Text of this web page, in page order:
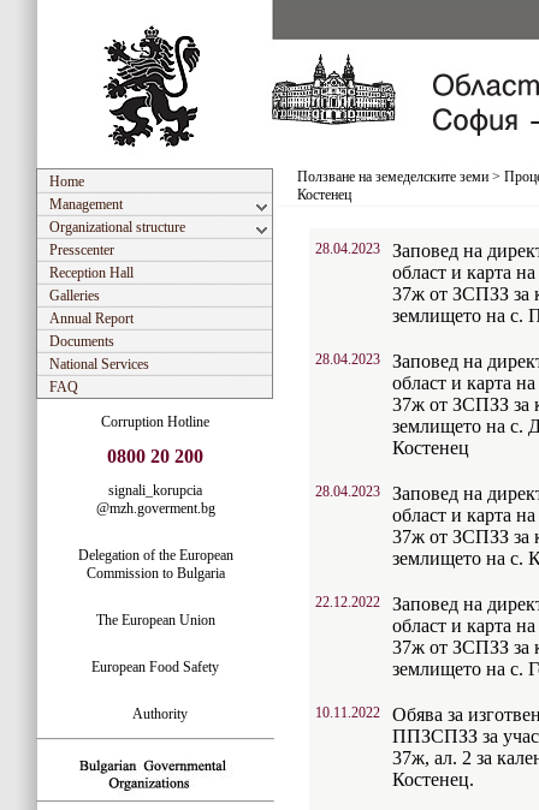
Home
Management
Organizational structure
Presscenter
Reception Hall
Galleries
Annual Report
Documents
National Services
FAQ
Corruption Hotline
0800 20 200
signali_korupcia
@mzh.goverment.bg
Delegation of the European
Commission to Bulgaria
The European Union
European Food Safety
Authority
Ползване на земеделските земи >
Костенец
28.04.2023
Заповед на
област и карта
37ж от ЗСПЗЗ за
землището на с.
28.04.2023
Заповед на
област и карта
37ж от ЗСПЗЗ за
землището на с.
Костенец
28.04.2023
Заповед на
област и карта
37ж от ЗСПЗЗ за
землището на с.
22.12.2022
Заповед на
област и карта
37ж от ЗСПЗЗ за
землището на с.
10.11.2022
Обява за
ППЗСПЗЗ за
37ж, ал. 2 за
Костенец.